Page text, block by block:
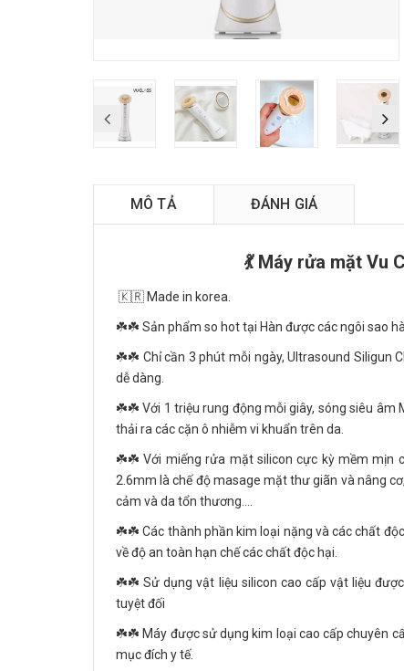
MÔ TẢ ĐÁNH GIÁ
💃 Máy rửa mặt Vu
🇰🇷 Made in korea.
☘️☘️ Sản phẩm so hot tại Hàn được các ngôi sao
☘️☘️ Chỉ cần 3 phút mỗi ngày, Ultrasound Siligun
dễ dàng.
☘️☘️ Với 1 triệu rung động mỗi giây, sóng siêu âm
thải ra các cặn ô nhiễm vi khuẩn trên da.
☘️☘️ Với miếng rửa mặt silicon cực kỳ mềm mịn
2.6mm là chế độ masage mặt thư giãn và nâng
cảm và da tổn thương....
☘️☘️ Các thành phần kim loại nặng và các chất
về độ an toàn hạn chế các chất độc hại.
☘️☘️ Sử dụng vật liệu silicon cao cấp vật liệu
tuyệt đối
☘️☘️ Máy được sử dụng kim loại cao cấp chuyên
mục đích y tế.